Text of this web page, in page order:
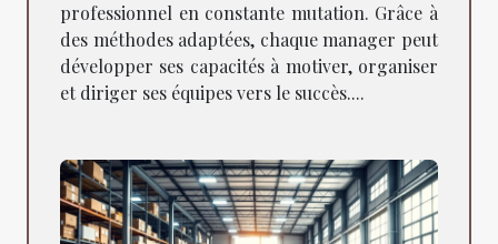
professionnel en constante mutation. Grâce à
des méthodes adaptées, chaque manager peut
développer ses capacités à motiver, organiser
et diriger ses équipes vers le succès....